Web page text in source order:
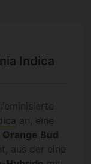
Indica
an, eine
Bud
aus der eine